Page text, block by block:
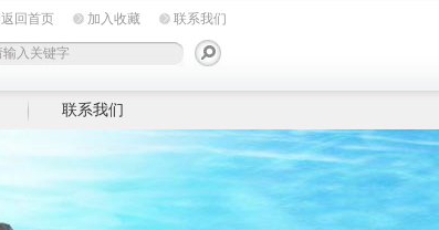
返回首页 加入收藏 联系我们
联系我们